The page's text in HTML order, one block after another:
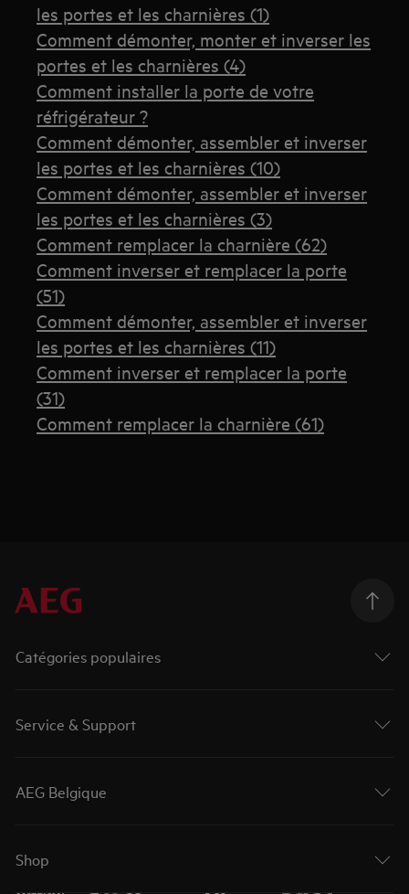
les portes et les charnières (1)
Comment démonter, monter et inverser les
portes et les charnières (4)
Comment installer la porte de votre
réfrigérateur ?
Comment démonter, assembler et inverser
les portes et les charnières (10)
Comment démonter, assembler et inverser
les portes et les charnières (3)
Comment remplacer la charnière (62)
Comment inverser et remplacer la porte
(51)
Comment démonter, assembler et inverser
les portes et les charnières (11)
Comment inverser et remplacer la porte
(31)
Comment remplacer la charnière (61)
Catégories populaires
Service & Support
AEG Belgique
Shop